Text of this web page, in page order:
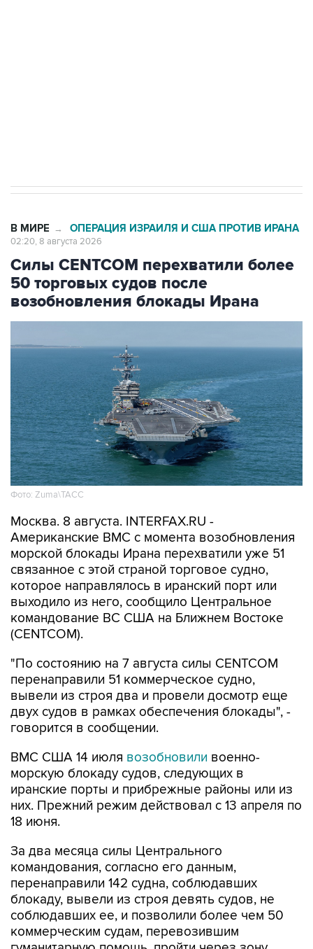
Силы CENTCOM перехватили более
50 торговых судов после
возобновления блокады Ирана
Фото: Zuma\ТАСС
Москва. 8 августа. INTERFAX.RU -
морской блокады Ирана перехватили уже 51
связанное с этой страной торговое судно,
которое направлялось в иранский порт или
выходило из него, сообщило Центральное
командование ВС США на Ближнем Востоке
(CENTCOM).
"По состоянию на 7 августа силы CENTCOM
вывели из строя два и провели досмотр еще
двух судов в рамках обеспечения блокады", -
говорится в сообщении.
ВМС США 14 июлявозобновили
иранские порты и прибрежные районы или из
них. Прежний режим действовал с 13 апреля по
18 июня.
За два месяца силы Центрального
перенаправили 142 судна, соблюдавших
блокаду, вывели из строя девять судов, не
соблюдавших ее, и позволили более чем 50
коммерческим судам, перевозившим
гуманитарную помощь, пройти через зону
блокады.